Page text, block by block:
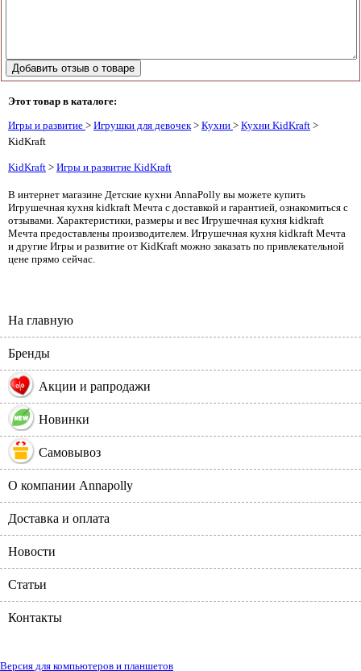
Этот товар в каталоге:
Игры и развитие > Игрушки для девочек> Кухни > Кухни KidKraft >
KidKraft
KidKraft > Игры и развитие KidKraft
В интернет магазине Детские кухни AnnaPolly вы можете купить
Игрушечная кухня kidkraft Мечта с доставкой и гарантией, ознакомиться с
отзывами. Характеристики, размеры и вес Игрушечная кухня kidkraft
Мечта предоставлены производителем. Игрушечная кухня kidkraft Мечта
и другие Игры и развитие от KidKraft можно заказать по привлекательной
цене прямо сейчас.
На главную
Бренды
% Акции и рапродажи
Новинки
Самовывоз
О компании Annapolly
Доставка и оплата
Новости
Статьи
Контакты
Версия для компьютеров и планшетов